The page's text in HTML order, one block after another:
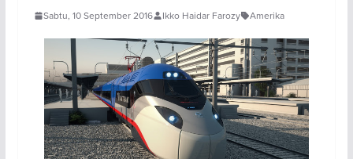
Sabtu, 10 September 2016 Ikko Haidar Farozy Amerika